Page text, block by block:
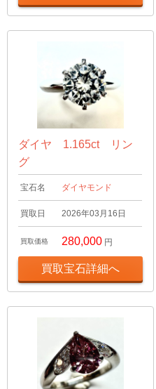
ダイヤ 1.165ct リン
グ
宝石名 ダイヤモンド
買取日 2026年03月16日
買取価格 280,000 円
買取宝石詳細へ